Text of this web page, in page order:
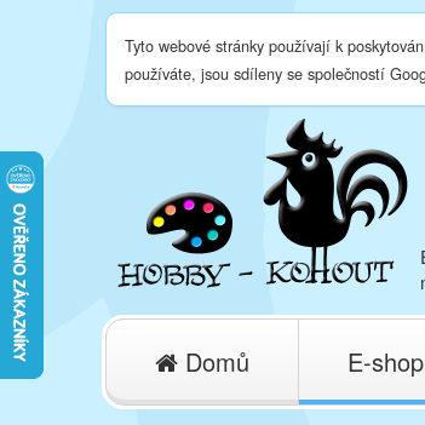
Tyto webové stránky používají k
používáte, jsou sdíleny se společností
Domů E-shop